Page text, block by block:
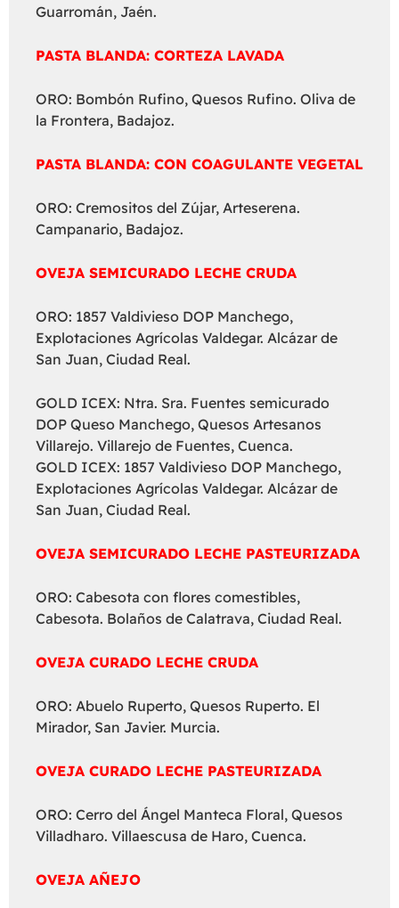
Guarromán, Jaén.
PASTA BLANDA: CORTEZA LAVADA
ORO: Bombón Rufino, Quesos Rufino. Oliva de
la Frontera, Badajoz.
PASTA BLANDA: CON COAGULANTE VEGETAL
ORO: Cremositos del Zújar, Arteserena.
Campanario, Badajoz.
OVEJA SEMICURADO LECHE CRUDA
ORO: 1857 Valdivieso DOP Manchego,
Explotaciones Agrícolas Valdegar. Alcázar de
San Juan, Ciudad Real.
GOLD ICEX: Ntra. Sra. Fuentes semicurado
DOP Queso Manchego, Quesos Artesanos
Villarejo. Villarejo de Fuentes, Cuenca.
GOLD ICEX: 1857 Valdivieso DOP Manchego,
Explotaciones Agrícolas Valdegar. Alcázar de
San Juan, Ciudad Real.
OVEJA SEMICURADO LECHE PASTEURIZADA
ORO: Cabesota con flores comestibles,
Cabesota. Bolaños de Calatrava, Ciudad Real.
OVEJA CURADO LECHE CRUDA
ORO: Abuelo Ruperto, Quesos Ruperto. El
Mirador, San Javier. Murcia.
OVEJA CURADO LECHE PASTEURIZADA
ORO: Cerro del Ángel Manteca Floral, Quesos
Villadharo. Villaescusa de Haro, Cuenca.
OVEJA AÑEJO